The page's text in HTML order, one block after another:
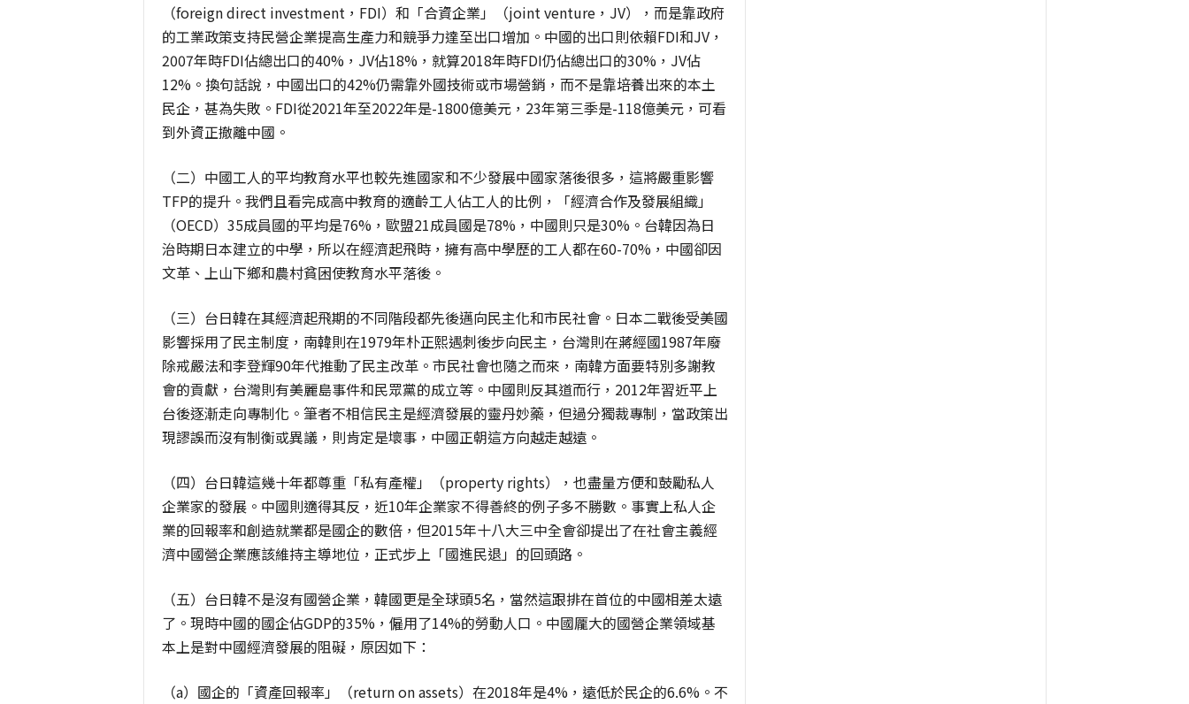
（foreign direct investment，FDI）和「合資企業」（joint venture，JV），而是靠政府
的工業政策支持民營企業提高生產力和競爭力達至出口增加。中國的出口則依賴FDI和JV，
2007年時FDI佔總出口的40%，JV佔18%，就算2018年時FDI仍佔總出口的30%，JV佔
12%。換句話說，中國出口的42%仍需靠外國技術或市場營銷，而不是靠培養出來的本土
民企，甚為失敗。FDI從2021年至2022年是-1800億美元，23年第三季是-118億美元，可看
到外資正撤離中國。
（二）中國工人的平均教育水平也較先進國家和不少發展中國家落後很多，這將嚴重影響
TFP的提升。我們且看完成高中教育的適齡工人佔工人的比例，「經濟合作及發展組織」
（OECD）35成員國的平均是76%，歐盟21成員國是78%，中國則只是30%。台韓因為日
治時期日本建立的中學，所以在經濟起飛時，擁有高中學歷的工人都在60-70%，中國卻因
文革、上山下鄉和農村貧困使教育水平落後。
（三）台日韓在其經濟起飛期的不同階段都先後邁向民主化和市民社會。日本二戰後受美國
影響採用了民主制度，南韓則在1979年朴正熙遇刺後步向民主，台灣則在蔣經國1987年廢
除戒嚴法和李登輝90年代推動了民主改革。市民社會也隨之而來，南韓方面要特別多謝教
會的貢獻，台灣則有美麗島事件和民眾黨的成立等。中國則反其道而行，2012年習近平上
台後逐漸走向專制化。筆者不相信民主是經濟發展的靈丹妙藥，但過分獨裁專制，當政策出
現謬誤而沒有制衡或異議，則肯定是壞事，中國正朝這方向越走越遠。
（四）台日韓這幾十年都尊重「私有產權」（property rights），也盡量方便和鼓勵私人
企業家的發展。中國則適得其反，近10年企業家不得善終的例子多不勝數。事實上私人企
業的回報率和創造就業都是國企的數倍，但2015年十八大三中全會卻提出了在社會主義經
濟中國營企業應該維持主導地位，正式步上「國進民退」的回頭路。
（五）台日韓不是沒有國營企業，韓國更是全球頭5名，當然這跟排在首位的中國相差太遠
了。現時中國的國企佔GDP的35%，僱用了14%的勞動人口。中國龎大的國營企業領域基
本上是對中國經濟發展的阻礙，原因如下：
（a）國企的「資產回報率」（return on assets）在2018年是4%，遠低於民企的6.6%。不